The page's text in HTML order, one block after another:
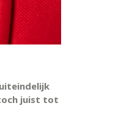
juist tot